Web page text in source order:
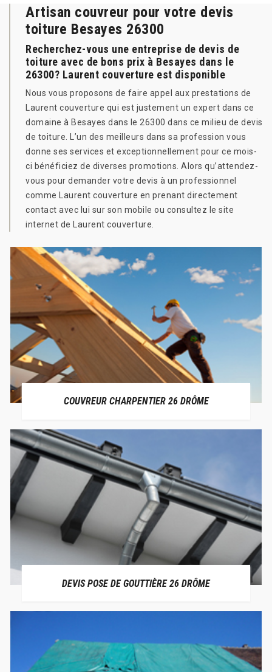
Artisan couvreur pour votre devis
toiture Besayes 26300
Recherchez-vous une entreprise de devis de
toiture avec de bons prix à Besayes dans le
26300? Laurent couverture est disponible
Nous vous proposons de faire appel aux prestations de
Laurent couverture qui est justement un expert dans ce
domaine à Besayes dans le 26300 dans ce milieu de devis
de toiture. L’un des meilleurs dans sa profession vous
donne ses services et exceptionnellement pour ce mois-
ci bénéficiez de diverses promotions. Alors qu’attendez-
vous pour demander votre devis à un professionnel
comme Laurent couverture en prenant directement
contact avec lui sur son mobile ou consultez le site
internet de Laurent couverture.
COUVREUR CHARPENTIER 26 DRÔME
DEVIS POSE DE GOUTTIÈRE 26 DRÔME